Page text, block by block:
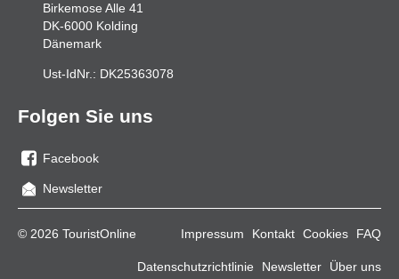
Birkemose Alle 41
DK-6000 Kolding
Dänemark
Ust-IdNr.: DK25363078
Folgen Sie uns
Sie
uns
Facebook
Newsletter
© 2026 TouristOnline Impressum Kontakt Cookies FAQ
Datenschutzrichtlinie Newsletter Über uns